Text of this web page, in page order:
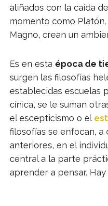
aliñados con la caída
momento como
Magno, crean un
Es en esta época de
surgen las filosofías
establecidas escuelas
cínica, se le suman
el escepticismo o el
filosofías se enfocan, a
anteriores, en el
central a la parte
aprender a pensar.